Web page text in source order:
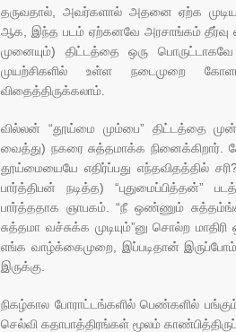
தருவதால், அவர்களால் அதனை ஏற்க
ஆக, இந்த படம் ஏற்கனவே அரசாங்கம் தீர்வு
முனையும்) திட்டத்தை ஒரு
முயற்சிகளில் உள்ள நடைமுறை
விதைத்திருக்கலாம்.
வில்லன் “தூய்மை மும்பை” திட்டத்தை
வைத்து) நகரை சுத்தமாக்க நினைக்கிறார்.
தூய்மையையே எதிர்ப்பது எந்தவிதத்தில்
பார்த்திபன் நடித்த) “புதுமைப்பித்தன்”
பார்த்ததாக ஞாபகம். “நீ ஒண்ணும்
சுத்தமா வச்சுக்க முடியும்”னு சொல்ற
எங்க வாழ்க்கைமுறை, இப்படிதான்
இருக்கு.
நிகழ்கால போராட்டங்களில் பெண்களில் பங்கும்
செல்வி கதாபாத்திரங்கள் மூலம்